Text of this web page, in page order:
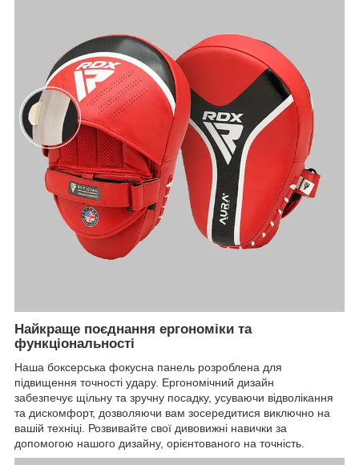
Найкраще поєднання ергономіки та
функціональності
Наша боксерська фокусна панель розроблена для
підвищення точності удару. Ергономічний дизайн
забезпечує щільну та зручну посадку, усуваючи відволікання
та дискомфорт, дозволяючи вам зосередитися виключно на
вашій техніці. Розвивайте свої дивовижні навички за
допомогою нашого дизайну, орієнтованого на точність.